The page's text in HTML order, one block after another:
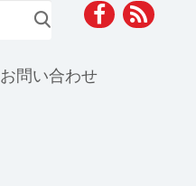
お問い合わせ